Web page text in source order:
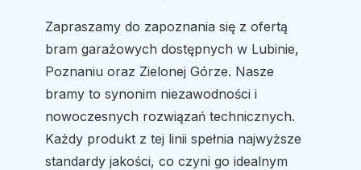
Zapraszamy do zapoznania się z ofertą
bram garażowych dostępnych w Lubinie,
Poznaniu oraz Zielonej Górze. Nasze
bramy to synonim niezawodności i
nowoczesnych rozwiązań technicznych.
Każdy produkt z tej linii spełnia najwyższe
standardy jakości, co czyni go idealnym